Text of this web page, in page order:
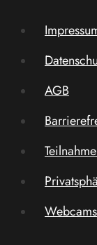
AGB